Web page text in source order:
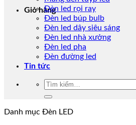
Giỏ hàngĐèn led rọi ray
Đèn led búp bulb
Đèn led dây siêu sáng
Đèn led nhà xưởng
Đèn led pha
Đèn đường led
Tin tức
Tìm
Danh mục Đèn LED